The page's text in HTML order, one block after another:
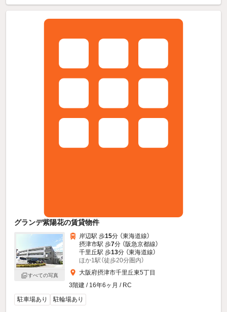
グランデ紫陽花の賃貸物件
すべての写真
岸辺駅 歩15分 （東海道線）
摂津市駅 歩7分 （阪急京都線）
千里丘駅 歩13分 （東海道線）
ほか1駅（徒歩20分圏内）
大阪府摂津市千里丘東5丁目
3階建 / 16年6ヶ月 / RC
駐車場あり
駐輪場あり